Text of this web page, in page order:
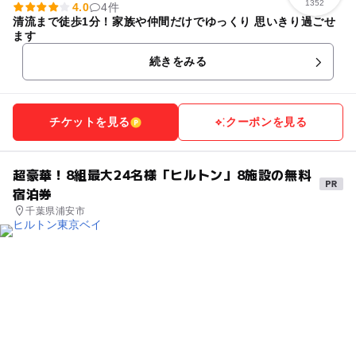
1352
4.0
4件
清流まで徒歩1分！家族や仲間だけでゆっくり 思いきり過ごせ
ます
続きをみる
チケットを見る クーポンを見る
超豪華！8組最大24名様「ヒルトン」8施設の無料
宿泊券
千葉県浦安市